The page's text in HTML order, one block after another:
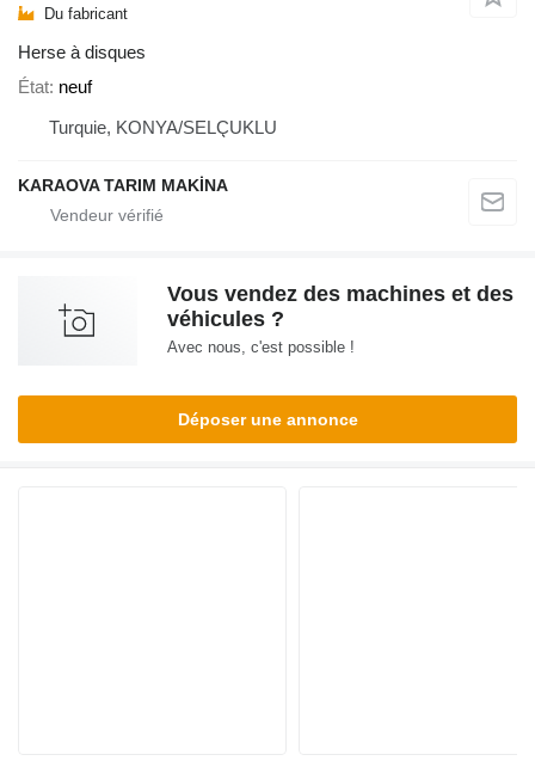
Du fabricant
Herse à disques
État neuf
Turquie, KONYA/SELÇUKLU
KARAOVA TARIM MAKİNA
Vous vendez des machines et des
véhicules ?
Avec nous, c'est possible !
Déposer une annonce